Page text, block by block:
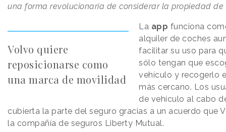
una forma revolucionaria de considerar la propiedad de
Volvo quiere
reposicionarse como
una marca de movilidad
La app funciona
alquiler de coches
facilitar su uso para
sólo tengan que
vehículo y recogerlo
más cercano. Los
de vehículo al cabo
cubierta la parte del seguro gracias a un acuerdo que
la compañía de seguros Liberty Mutual.